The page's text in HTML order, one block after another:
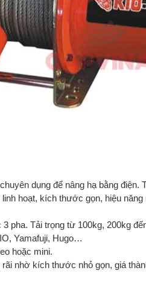
dụng để nâng hạ bằng
hoạt, kích thước gọn, hiệu
pha. Tải trọng từ 100kg, 200kg
Yamafuji, Hugo…
hoặc mini.
nhờ kích thước nhỏ gọn, giá